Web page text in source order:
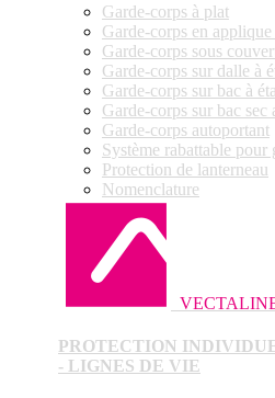
Garde-corps à plat
Garde-corps en
Garde-corps sous
Garde-corps sur dalle à
Garde-corps sur bac à
Garde-corps sur bac sec
Garde-corps autoportant
Système rabattable pour
Protection de lanterneau
Nomenclature
PROTECTION
- LIGNES DE VIE